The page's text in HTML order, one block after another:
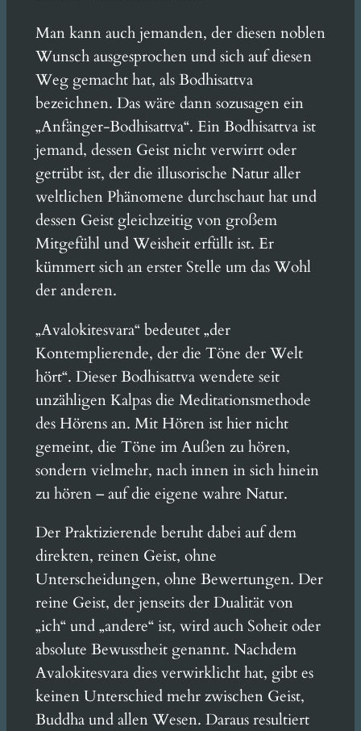
Man kann auch jemanden, der diesen noblen
Wunsch ausgesprochen und sich auf diesen
Weg gemacht hat, als Bodhisattva
bezeichnen. Das wäre dann sozusagen ein
„Anfänger-Bodhisattva“. Ein Bodhisattva ist
jemand, dessen Geist nicht verwirrt oder
getrübt ist, der die illusorische Natur aller
weltlichen Phänomene durchschaut hat und
dessen Geist gleichzeitig von großem
Mitgefühl und Weisheit erfüllt ist. Er
kümmert sich an erster Stelle um das Wohl
der anderen.
„Avalokitesvara“ bedeutet „der
Kontemplierende, der die Töne der Welt
hört“. Dieser Bodhisattva wendete seit
unzähligen Kalpas die Meditationsmethode
des Hörens an. Mit Hören ist hier nicht
gemeint, die Töne im Außen zu hören,
sondern vielmehr, nach innen in sich hinein
zu hören – auf die eigene wahre Natur.
Der Praktizierende beruht dabei auf dem
direkten, reinen Geist, ohne
Unterscheidungen, ohne Bewertungen. Der
reine Geist, der jenseits der Dualität von
„ich“ und „andere“ ist, wird auch Soheit oder
absolute Bewusstheit genannt. Nachdem
Avalokitesvara dies verwirklicht hat, gibt es
keinen Unterschied mehr zwischen Geist,
Buddha und allen Wesen. Daraus resultiert